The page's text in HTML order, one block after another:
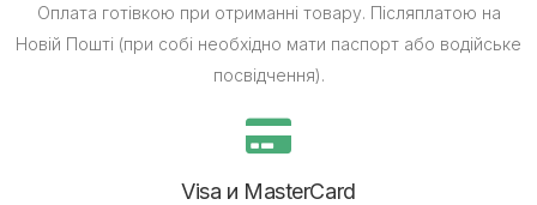
Оплата готівкою при отриманні товару. Післяплатою на
Новій Пошті (при собі необхідно мати паспорт або водійське
посвідчення).
Visa и MasterCard